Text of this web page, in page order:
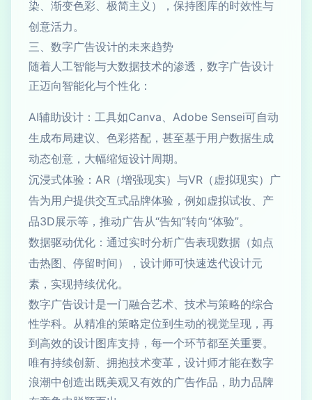
染、渐变色彩、极简主义），保持图库的时效性与
创意活力。
三、数字广告设计的未来趋势
随着人工智能与大数据技术的渗透，数字广告设计
正迈向智能化与个性化：
AI辅助设计：工具如Canva、Adobe Sensei可自动
生成布局建议、色彩搭配，甚至基于用户数据生成
动态创意，大幅缩短设计周期。
沉浸式体验：AR（增强现实）与VR（虚拟现实）广
告为用户提供交互式品牌体验，例如虚拟试妆、产
品3D展示等，推动广告从“告知”转向“体验”。
数据驱动优化：通过实时分析广告表现数据（如点
击热图、停留时间），设计师可快速迭代设计元
素，实现持续优化。
数字广告设计是一门融合艺术、技术与策略的综合
性学科。从精准的策略定位到生动的视觉呈现，再
到高效的设计图库支持，每一个环节都至关重要。
唯有持续创新、拥抱技术变革，设计师才能在数字
浪潮中创造出既美观又有效的广告作品，助力品牌